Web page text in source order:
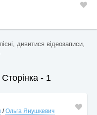
дивитися відеозаписи,
- 1
/Ольга Янушкевич